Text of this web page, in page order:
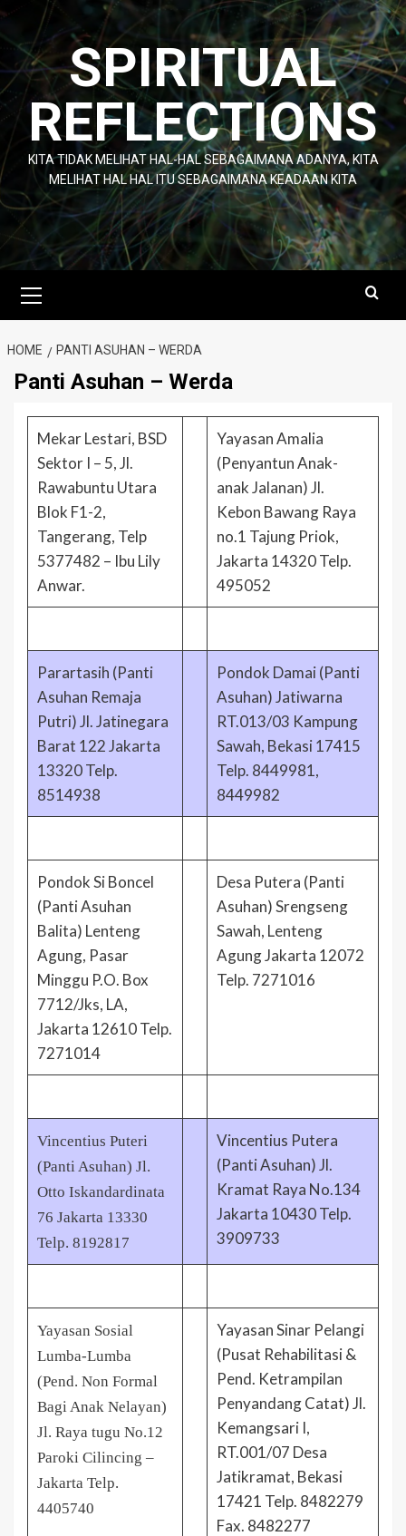
Skip
content
SPIRITUAL
REFLECTIONS
KITA TIDAK MELIHAT HAL-HAL SEBAGAIMANA ADANYA, KITA
MELIHAT HAL HAL ITU SEBAGAIMANA KEADAAN KITA
Menu
HOME PANTI ASUHAN – WERDA
Panti Asuhan – Werda
Mekar Lestari, BSD
Sektor I – 5, Jl.
Rawabuntu Utara
Blok F1-2,
Tangerang, Telp
5377482 – Ibu Lily
Anwar.
Yayasan Amalia
(Penyantun Anak-
anak Jalanan) Jl.
Kebon Bawang Raya
no.1 Tajung Priok,
Jakarta 14320 Telp.
495052
Parartasih (Panti
Asuhan Remaja
Putri) Jl. Jatinegara
Barat 122 Jakarta
13320 Telp.
8514938
Pondok Damai (Panti
Asuhan) Jatiwarna
RT.013/03 Kampung
Sawah, Bekasi 17415
Telp. 8449981,
8449982
Pondok Si Boncel
(Panti Asuhan
Balita) Lenteng
Agung, Pasar
Minggu P.O. Box
7712/Jks, LA,
Jakarta 12610 Telp.
7271014
Desa Putera (Panti
Asuhan) Srengseng
Sawah, Lenteng
Agung Jakarta 12072
Telp. 7271016
Vincentius Puteri
(Panti Asuhan) Jl.
Otto Iskandardinata
76 Jakarta 13330
Telp. 8192817
Vincentius Putera
(Panti Asuhan) Jl.
Kramat Raya No.134
Jakarta 10430 Telp.
3909733
Yayasan Sosial
Lumba-Lumba
(Pend. Non Formal
Bagi Anak Nelayan)
Jl. Raya tugu No.12
Paroki Cilincing –
Jakarta Telp.
4405740
Yayasan Sinar Pelangi
(Pusat Rehabilitasi &
Pend. Ketrampilan
Penyandang Catat) Jl.
Kemangsari I,
RT.001/07 Desa
Jatikramat, Bekasi
17421 Telp. 8482279
Fax. 8482277